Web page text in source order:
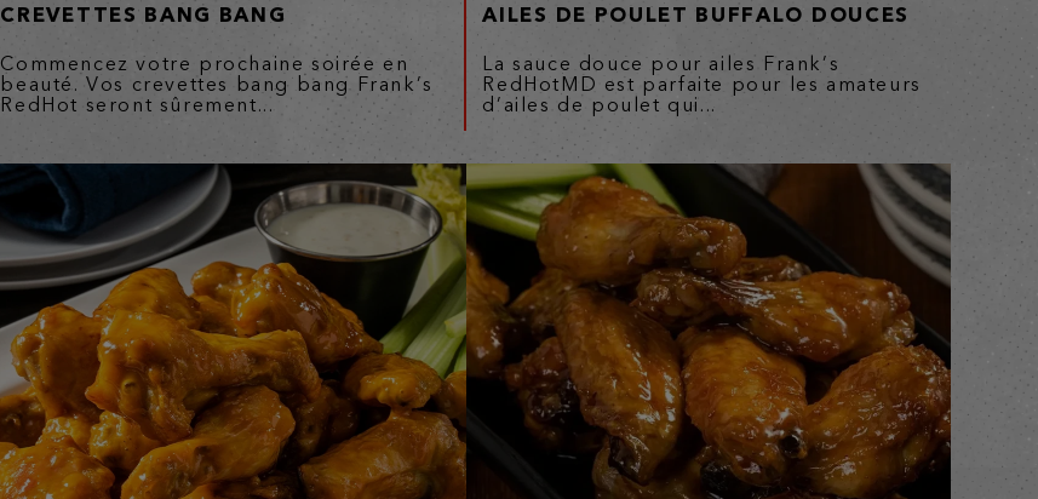
CREVETTES BANG BANG
Commencez votre prochaine soirée en
beauté. Vos crevettes bang bang Frank’s
RedHot seront sûrement...
AILES DE POULET BUFFALO DOUCES
La sauce douce pour ailes Frank’s
RedHotMD est parfaite pour les amateurs
d’ailes de poulet qui...